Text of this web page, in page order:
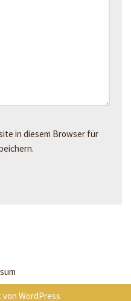
in diesem Browser für
von WordPress